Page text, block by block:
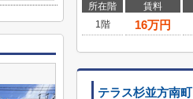
所在階 賃料
1階
16万円
テラス杉並方南町